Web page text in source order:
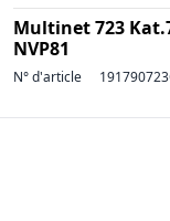
Multinet 723
NVP81
N° d'article